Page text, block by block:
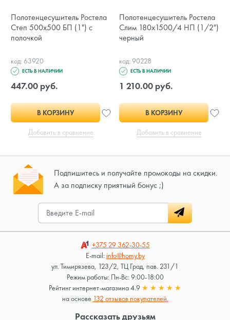
Полотенцесушитель Ростела
Степ 500х500 БП (1") с
полочкой
код: 63920
ЕСТЬ В НАЛИЧИИ
447.00 руб.
В КОРЗИНУ
Добавить в сравнение
Полотенцесушитель Ростела
Слим 180х1500/4 НП (1/2")
черный
код: 90228
ЕСТЬ В НАЛИЧИИ
1 210.00 руб.
В КОРЗИНУ
Добавить в сравнение
Подпишитесь и получайте промокоды на скидки.
А за подписку приятный бонус ;)
+375 29362-30-55
E-mail:info@homy.by
ул. Тимирязева, 123/2, ТЦ Град, пав. 231/1
Режим работы: Пн-Вс: 9:00-18:00
Рейтинг интернет-магазина 4.9 ★ ★ ★ ★ ★
на основе 132 отзывов покупателей.
Рассказать друзьям